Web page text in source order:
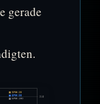
gerade